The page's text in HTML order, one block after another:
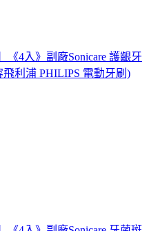
《4入》副廠Sonicare 護齦牙
利浦 PHILIPS 電動牙刷)